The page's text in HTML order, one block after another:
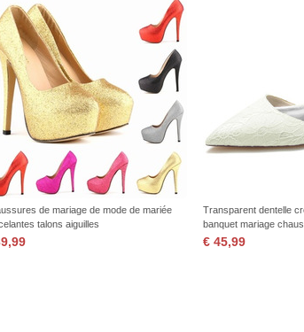
de mariage de mode de mariée
talons aiguilles
Transparent dentelle
banquet mariage
€ 45,99